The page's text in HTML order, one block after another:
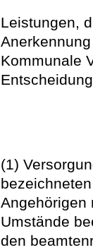
Leistungen,
Kommunale
(1)
Angehörigen
Umstände
den